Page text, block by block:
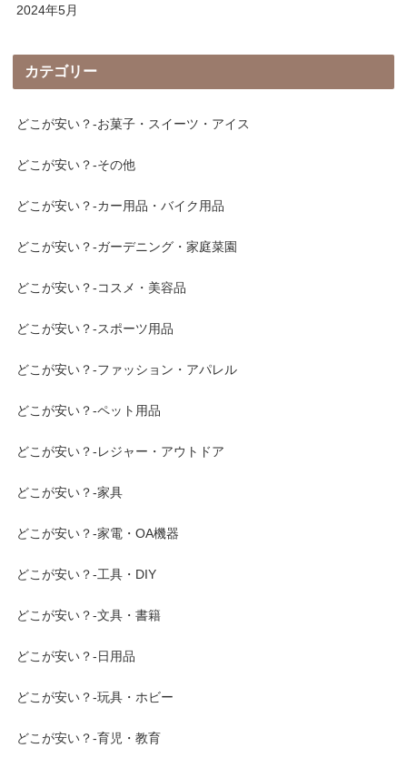
2024年5月
カテゴリー
どこが安い？-お菓子・スイーツ・アイス
どこが安い？-その他
どこが安い？-カー用品・バイク用品
どこが安い？-ガーデニング・家庭菜園
どこが安い？-コスメ・美容品
どこが安い？-スポーツ用品
どこが安い？-ファッション・アパレル
どこが安い？-ペット用品
どこが安い？-レジャー・アウトドア
どこが安い？-家具
どこが安い？-家電・OA機器
どこが安い？-工具・DIY
どこが安い？-文具・書籍
どこが安い？-日用品
どこが安い？-玩具・ホビー
どこが安い？-育児・教育